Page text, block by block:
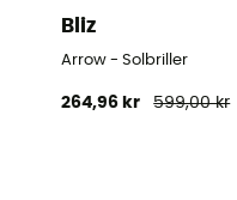
Bliz
Arrow - Solbriller
264,96 kr 599,00 kr